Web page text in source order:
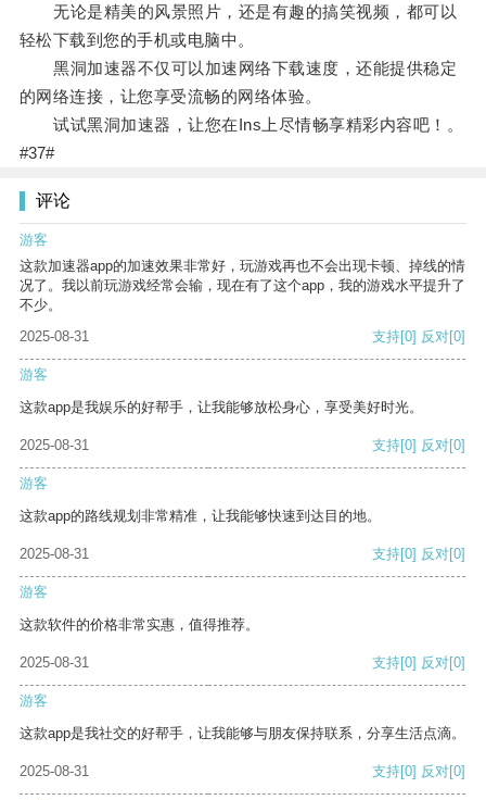
无论是精美的风景照片，还是有趣的搞笑视频，都可以
轻松下载到您的手机或电脑中。
黑洞加速器不仅可以加速网络下载速度，还能提供稳定
的网络连接，让您享受流畅的网络体验。
试试黑洞加速器，让您在Ins上尽情畅享精彩内容吧！。
#37#
评论
游客
这款加速器app的加速效果非常好，玩游戏再也不会出现卡顿、掉线的情
况了。我以前玩游戏经常会输，现在有了这个app，我的游戏水平提升了
不少。
2025-08-31
支持[0] 反对[0]
游客
这款app是我娱乐的好帮手，让我能够放松身心，享受美好时光。
2025-08-31 支持[0] 反对[0]
游客
这款app的路线规划非常精准，让我能够快速到达目的地。
2025-08-31 支持[0] 反对[0]
游客
这款软件的价格非常实惠，值得推荐。
2025-08-31 支持[0] 反对[0]
游客
这款app是我社交的好帮手，让我能够与朋友保持联系，分享生活点滴。
2025-08-31 支持[0] 反对[0]